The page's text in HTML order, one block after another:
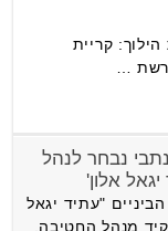
קריית
…
נבחר לנהל
אלון'
"עתיד יגאל
מנהל החטיבה.